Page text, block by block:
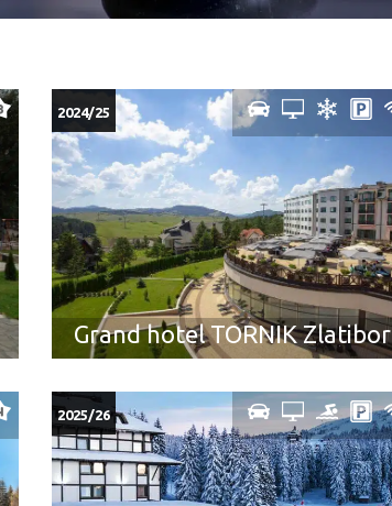
Grand hotel TORNIK Zlatibor
2024/25
2025/26